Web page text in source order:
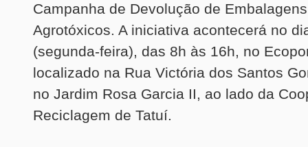
Campanha de Devolução de
Agrotóxicos. A iniciativa acontecerá no
(segunda-feira), das 8h às 16h, no
localizado na Rua Victória dos Santos
no Jardim Rosa Garcia II, ao lado da
Reciclagem de Tatuí.